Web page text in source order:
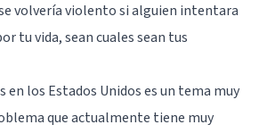
volvería violento si alguien intentara
tu vida, sean cuales sean tus
en los Estados Unidos es un tema muy
que actualmente tiene muy